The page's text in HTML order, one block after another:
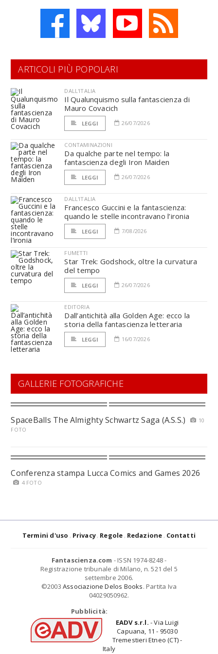
ARTICOLI PIÙ POPOLARI
DALL'ITALIA
Il Qualunquismo sulla fantascienza di
Mauro Covacich
LEGGI 26/07/2026
CONTAMINAZIONI
Da qualche parte nel tempo: la
fantascienza degli Iron Maiden
LEGGI 26/07/2026
DALL'ITALIA
Francesco Guccini e la fantascienza:
quando le stelle incontravano l’ironia
LEGGI 7/08/2026
FUMETTI
Star Trek: Godshock, oltre la curvatura
del tempo
LEGGI 26/07/2026
EDITORIA
Dall’antichità alla Golden Age: ecco la
storia della fantascienza letteraria
LEGGI 16/07/2026
GALLERIE FOTOGRAFICHE
SpaceBalls The Almighty Schwartz Saga (A.S.S.)
10
FOTO
Conferenza stampa Lucca Comics and Games 2026
4 FOTO
Termini d'uso Privacy Regole Redazione Contatti
Fantascienza.com - ISSN 1974-8248 -
Registrazione tribunale di Milano, n. 521 del 5
settembre 2006.
©2003 Associazione Delos Books. Partita Iva
04029050962.
Pubblicità:
EADV s.r.l. - Via Luigi
Capuana, 11 - 95030
Tremestieri Etneo (CT) -
Italy